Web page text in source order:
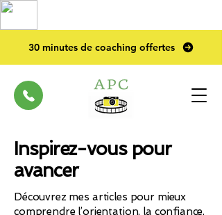
30 minutes de coaching offertes
Inspirez-vous pour
avancer
Découvrez mes articles pour mieux
comprendre l’orientation, la confiance,